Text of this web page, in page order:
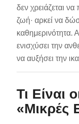
δεν χρειάζεται
ζωή· αρκεί να
καθημερινότητα.
ενισχύσει την
να αυξήσει την
Τι Είναι
«Μικρές